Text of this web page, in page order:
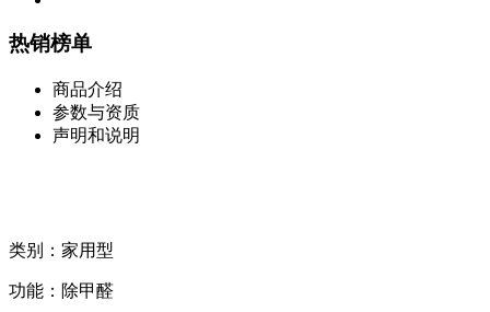
热销榜单
商品介绍
参数与资质
声明和说明
类别：家用型
功能：除甲醛